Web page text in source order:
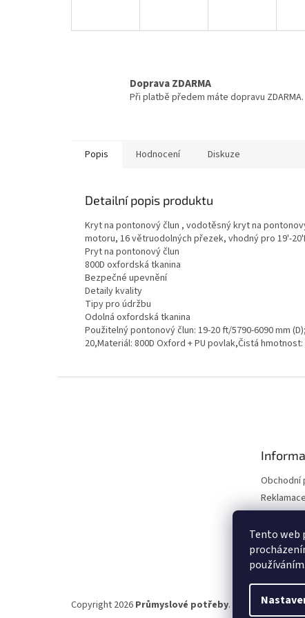
Tento web
Doprava ZDARMA
Při platbě předem máte dopravu ZDARMA.
Popis Hodnocení Diskuze
Detailní popis produktu
Kryt na pontonový člun , vodotěsný kryt na
motoru, 16 větruodolných přezek, vhodný pro 19'-
Pryt na pontonový člun
800D oxfordská tkanina
Bezpečné upevnění
Detaily kvality
Tipy pro údržbu
Odolná oxfordská tkanina
Použitelný pontonový člun: 19-20 ft/5790-6090 mm
20,Materiál: 800D Oxford + PU povlak,Čistá
Obchodní
Kontakty
Moje
Copyright 2026 Průmyslové potřeby. Všechna práva